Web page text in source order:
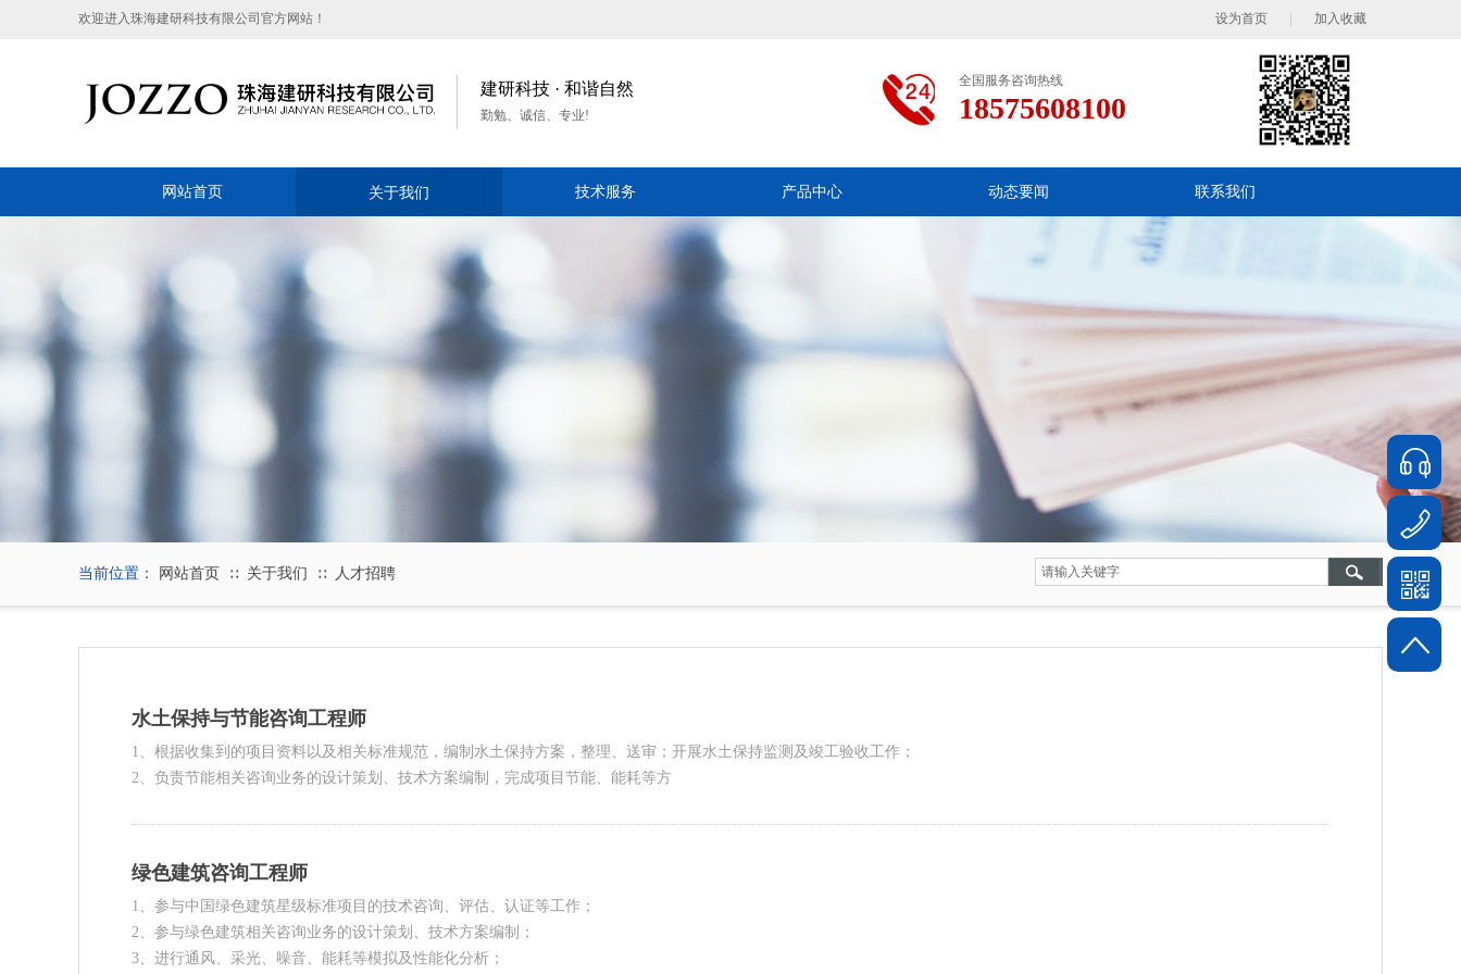
设为首页 加入收藏
欢迎进入珠海建研科技有限公司官方网站！
18575608100
全国服务咨询热线
建研​科技 · 和谐自然
勤勉、诚信、专业!
网站首页 关于我们 技术服务 产品中心 动态要闻 联系我们
当前位置： 网站首页 ∷ 关于我们 ∷ 人才招聘
水土保持与节能咨询工程师
1、根据收集到的项目资料以及相关标准规范，编制水土保持方案，整理、送审；开展水土保持监测及竣工验收工作；
2、负责节能相关咨询业务的设计策划、技术方案编制，完成项目节能、能耗等方
绿色建筑咨询工程师
1、参与中国绿色建筑星级标准项目的技术咨询、评估、认证等工作；
2、参与绿色建筑相关咨询业务的设计策划、技术方案编制；
3、进行通风、采光、噪音、能耗等模拟及性能化分析；